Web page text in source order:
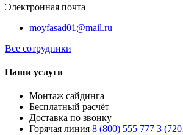
Электронная почта
moyfasad01@mail.ru
Все сотрудники
Наши услуги
Монтаж сайдинга
Бесплатный расчёт
Доставка по звонку
Горячая линия 8 (800) 555 777 3